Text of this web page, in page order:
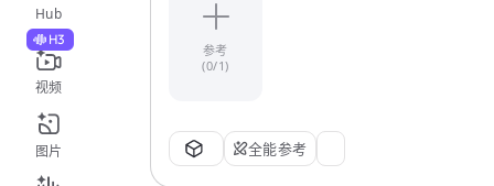
Hub
视频
H3
图片
参考
(0/1)
全能参考